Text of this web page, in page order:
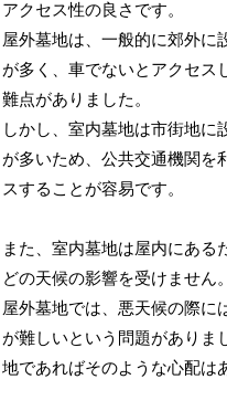
アクセス性の良さです。
屋外墓地は、一般的に郊外に
が多く、車でないとアクセス
難点がありました。
しかし、室内墓地は市街地に
が多いため、公共交通機関を
スすることが容易です。
また、室内墓地は屋内にある
どの天候の影響を受けません。
屋外墓地では、悪天候の際に
が難しいという問題がありま
地であればそのような心配は